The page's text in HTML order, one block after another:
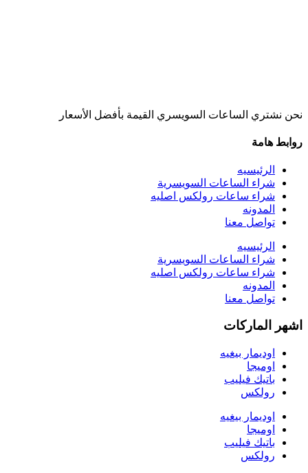
نحن نشتري الساعات السويسري القيمة بأفضل الأسعار
روابط هامة
الرئيسيه
شراء الساعات السويسرية
شراء ساعات رولكس اصليه
المدونه
تواصل معنا
الرئيسيه
شراء الساعات السويسرية
شراء ساعات رولكس اصليه
المدونه
تواصل معنا
اشهر الماركات
اوديمار بيغيه
اوميجا
باتيك فيليب
رولكس
اوديمار بيغيه
اوميجا
باتيك فيليب
رولكس